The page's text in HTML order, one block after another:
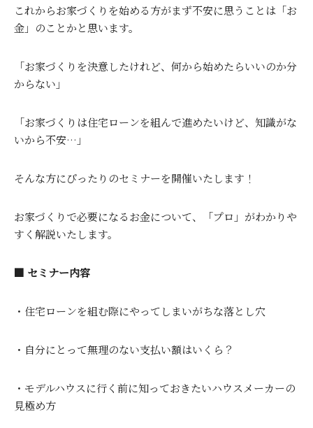
これからお家づくりを始める方がまず不安に思うことは「お
金」のことかと思います。
「お家づくりを決意したけれど、何から始めたらいいのか分
からない」
「お家づくりは住宅ローンを組んで進めたいけど、知識がな
いから不安…」
そんな方にぴったりのセミナーを開催いたします！
お家づくりで必要になるお金について、「プロ」がわかりや
すく解説いたします。
■ セミナー内容
・住宅ローンを組む際にやってしまいがちな落とし穴
・自分にとって無理のない支払い額はいくら？
・モデルハウスに行く前に知っておきたいハウスメーカーの
見極め方